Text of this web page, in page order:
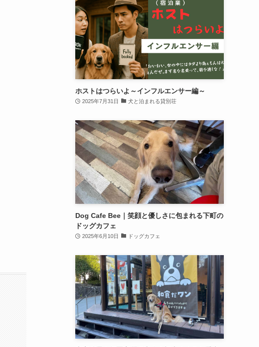
ホストはつらいよ～インフルエンサー編～
2025年7月31日 犬と泊まれる貸別荘
Dog Cafe Bee｜笑顔と優しさに包まれる下町の
ドッグカフェ
2025年6月10日 ドッグカフェ